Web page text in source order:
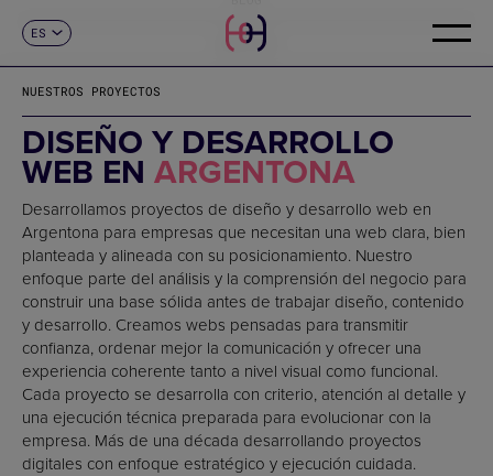
ES
FR
DE
IT
PT
CONTACTO
NUESTROS PROYECTOS
DISEÑO Y DESARROLLO
WEB EN ARGENTONA
Desarrollamos proyectos de diseño y desarrollo web en
Argentona para empresas que necesitan una web clara, bien
planteada y alineada con su posicionamiento. Nuestro
enfoque parte del análisis y la comprensión del negocio para
construir una base sólida antes de trabajar diseño, contenido
y desarrollo. Creamos webs pensadas para transmitir
confianza, ordenar mejor la comunicación y ofrecer una
experiencia coherente tanto a nivel visual como funcional.
Cada proyecto se desarrolla con criterio, atención al detalle y
una ejecución técnica preparada para evolucionar con la
empresa. Más de una década desarrollando proyectos
digitales con enfoque estratégico y ejecución cuidada.